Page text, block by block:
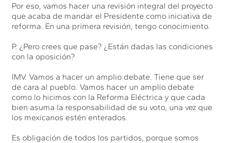
Por eso, vamos hacer una revisión integral del proyecto
que acaba de mandar el Presidente como iniciativa de
reforma. En una primera revisión, tengo conocimiento.
P. ¿Pero crees que pase? ¿Están dadas las condiciones
con la oposición?
IMV. Vamos a hacer un amplio debate. Tiene que ser
de cara al pueblo. Vamos hacer un amplio debate
como lo hicimos con la Reforma Eléctrica y que cada
bien asuma la responsabilidad de su voto, una vez que
los mexicanos estén enterados.
Es obligación de todos los partidos, porque somos